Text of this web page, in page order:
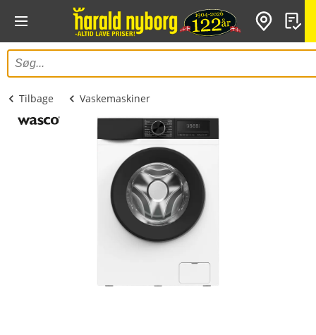
Tilbage Vaskemaskiner